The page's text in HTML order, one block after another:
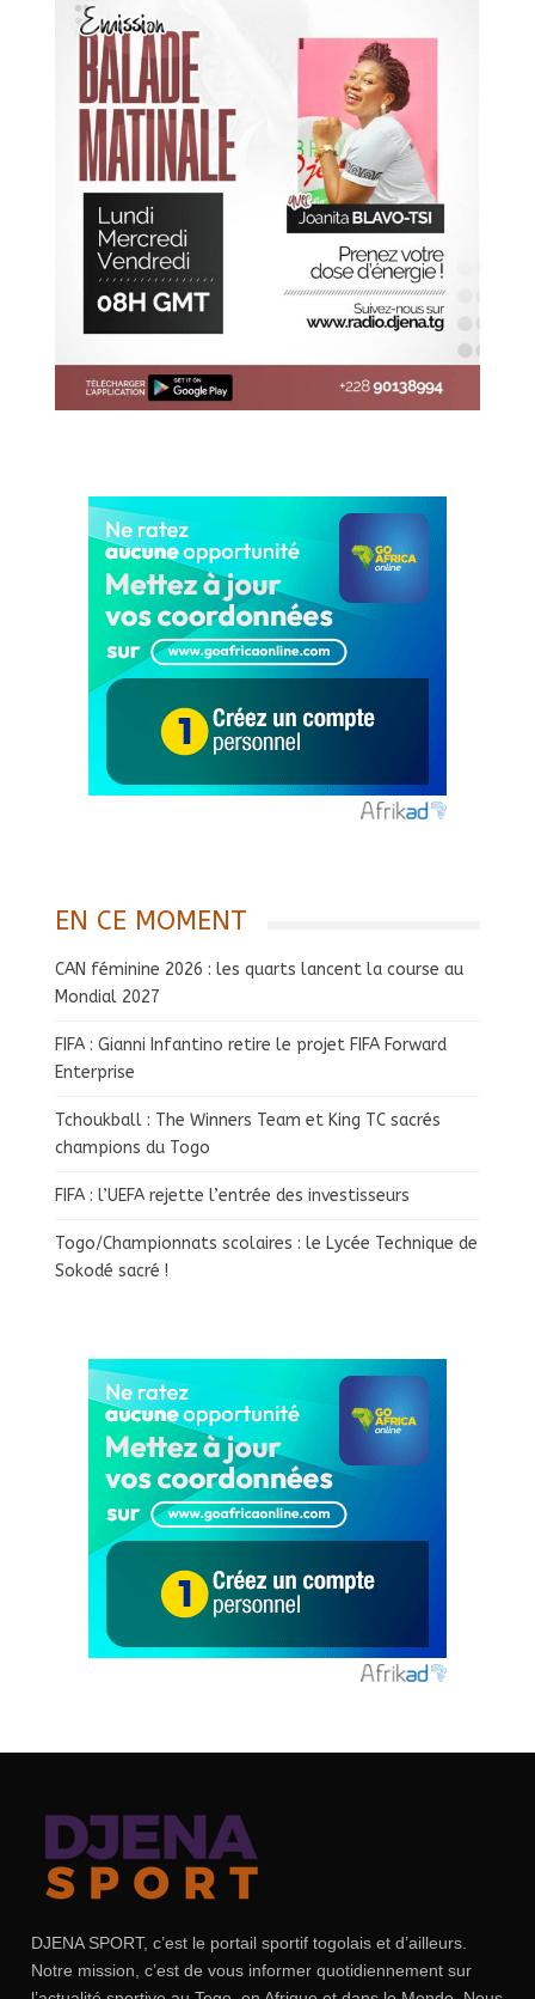
EN CE MOMENT
CAN féminine 2026 : les quarts lancent la course au
Mondial 2027
FIFA : Gianni Infantino retire le projet FIFA Forward
Enterprise
Tchoukball : The Winners Team et King TC sacrés
champions du Togo
FIFA : l’UEFA rejette l’entrée des investisseurs
Togo/Championnats scolaires : le Lycée Technique de
Sokodé sacré !
DJENA SPORT, c’est le portail sportif togolais et d’ailleurs.
Notre mission, c’est de vous informer quotidiennement sur